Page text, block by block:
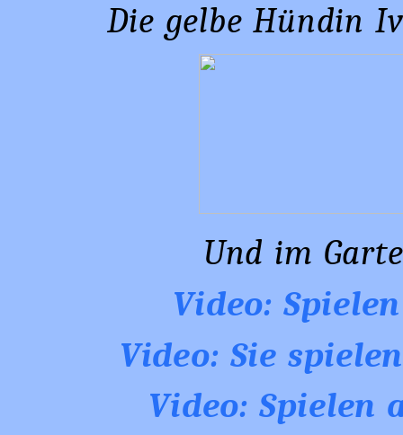
Die gelbe Hündin
Und im
Video:
Video: Sie
Video: Spielen